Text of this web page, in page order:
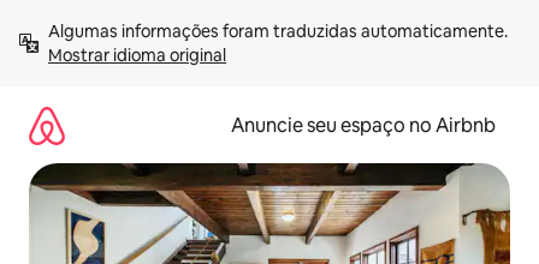
para
Mostrar idioma original
Anuncie seu espaço no Airbnb